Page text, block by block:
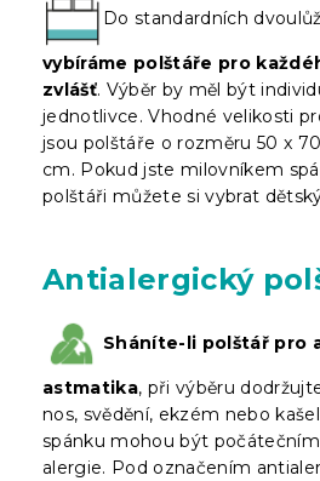
Do standardních
vybíráme polštáře pro
zvlášť. Výběr by měl být
jednotlivce. Vhodné velikosti
jsou polštáře o rozměru 50 x
cm. Pokud jste milovníkem
polštáři můžete si vybrat
Antialergický
Sháníte-li polštář pro
astmatika, při výběru
nos, svědění, ekzém nebo
spánku mohou být
alergie. Pod označením